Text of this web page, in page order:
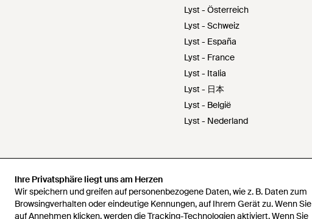
Ihre Privatsphäre liegt uns am Herzen
Wir speichern und greifen auf personenbezogene Daten, wie z. B. Daten zum
Browsingverhalten oder eindeutige Kennungen, auf Ihrem Gerät zu. Wenn Sie
auf Annehmen klicken, werden die Tracking-Technologien aktiviert. Wenn Sie
Ihre Privatsphäre liegt uns am Herzen
Wir speichern und greifen auf personenbezogene Daten, wie z. B. Daten zum
Browsingverhalten oder eindeutige Kennungen, auf Ihrem Gerät zu. Wenn Sie
auf Annehmen klicken, werden die Tracking-Technologien aktiviert. Wenn Sie
Lyst - Österreich
Lyst - Schweiz
Lyst - España
Lyst - France
Lyst - Italia
Lyst - 日本
Lyst - België
Lyst - Nederland